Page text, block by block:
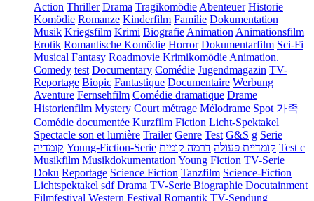
Action Thriller Drama TragikomödieAbenteuer Historie
Komödie Romanze Kinderfilm Familie Dokumentation
Musik Kriegsfilm Krimi BiografieAnimationAnimationsfilm
Erotik Romantische Komödie Horror Dokumentarfilm Sci-Fi
Musical Fantasy Roadmovie KrimikomödieAnimation.
Comedy test Documentary Comédie Jugendmagazin TV-
Reportage Biopic Fantastique Documentaire Werbung
Aventure Fernsehfilm Comédie dramatique Drame
Historienfilm Mystery Court métrage Mélodrame Spot 가족
Comédie documentée Kurzfilm Fiction Licht-Spektakel
Spectacle son et lumière Trailer Genre Test G&S g Serie
קומדיה Young-Fiction-Serie קומדיית פעולה דרמה קומית
Test c
Musikfilm MusikdokumentationYoung Fiction TV-Serie
Doku Reportage Science Fiction Tanzfilm Science-Fiction
Lichtspektakel sdf Drama TV-Serie Biographie Docutainment
Filmfestival Western Festival Romantik TV-Sendung